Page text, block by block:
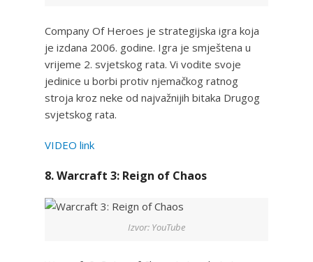
Company Of Heroes je strategijska igra koja
je izdana 2006. godine. Igra je smještena u
vrijeme 2. svjetskog rata. Vi vodite svoje
jedinice u borbi protiv njemačkog ratnog
stroja kroz neke od najvažnijih bitaka Drugog
svjetskog rata.
VIDEO link
8. Warcraft 3: Reign of Chaos
Izvor: YouTube